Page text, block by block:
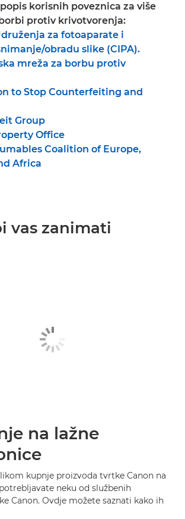
korisnih poveznica za više
protiv krivotvorenja:
za fotoaparate i
obradu slike (CIPA).
mreža za borbu protiv
to Stop Counterfeiting and
Group
Office
Coalition of Europe,
Africa
vas zanimati
na lažne
kupnje proizvoda tvrtke Canon na
neku od službenih
Canon. Ovdje možete saznati kako ih